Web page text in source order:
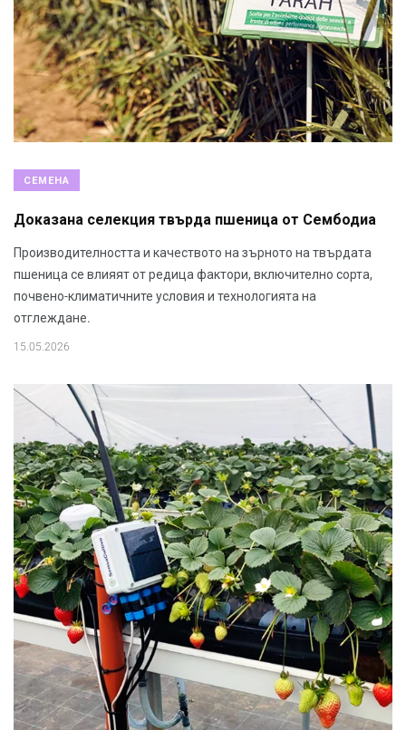
СЕМЕНА
Доказана селекция твърда пшеница от Сембодиа
Производителността и качеството на зърното на твърдата
пшеница се влияят от редица фактори, включително сорта,
почвено-климатичните условия и технологията на
отглеждане.
15.05.2026